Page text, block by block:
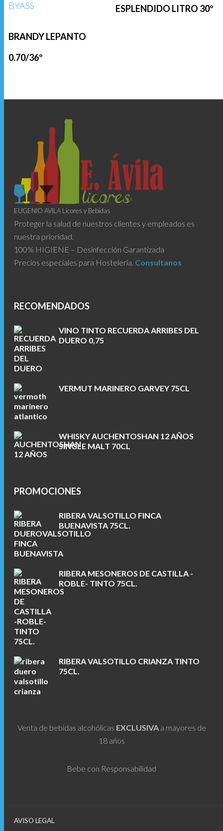
BRANDY LEPANTO
0.70/36º
ESPLENDIDO LITRO 30º
EUGENIO AVILA Licores y Bebidas
Proteger la salud de nuestros clientes y empleados es
nuestra prioridad.
100% HIGIENE – Desinfección Garantizada
Precios especiales para Hosteleria. Consultanos
RECOMENDADOS
VINO TINTO RECUERDA ARRIBES DEL
DUERO 0,75
VERMUT MARINERO GARVEY 75CL
WHISKY AUCHENTOSHAN 12 AÑOS
SINGLE MALT 70CL
PROMOCIONES
RIBERA VALSOTILLO FINCA
BUENAVISTA 75CL.
RIBERA MESONEROS DE CASTILLA -
ROBLE- TINTO 75CL.
RIBERA VALSOTILLO CRIANZA TINTO
75CL.
Venta de bebidas alcohólicas EXCLUSIVAa mayores de
18 años
Bebe con Responsabilidad
AVISO LEGAL